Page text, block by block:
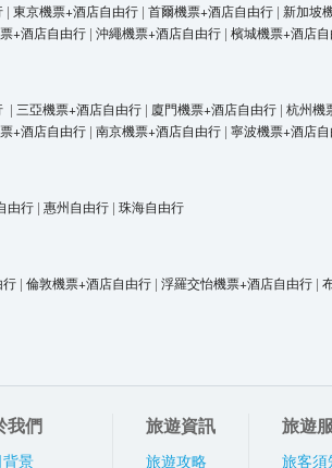
| 東京機票+酒店自由行 | 首爾機票+酒店自由行 | 新加坡
+酒店自由行 | 沖繩機票+酒店自由行 | 檳城機票+酒店
| 三亞機票+酒店自由行 | 廈門機票+酒店自由行 | 杭州機
+酒店自由行 | 南京機票+酒店自由行 | 寧波機票+酒店
由行 | 惠州自由行 | 珠海自由行
行 | 倫敦機票+酒店自由行 | 浮羅交怡機票+酒店自由行 |
我們
背景
旅遊資訊
旅遊攻略
旅遊
旅客須